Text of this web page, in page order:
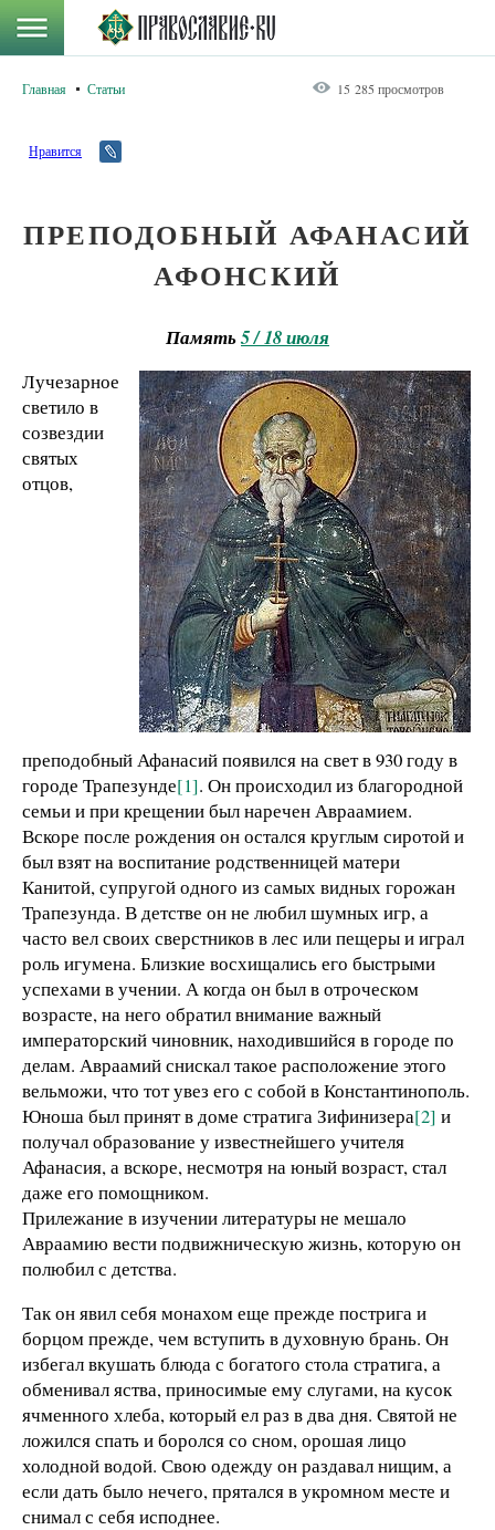
Главная Статьи 15 285 просмотров
Нравится
ПРЕПОДОБНЫЙ АФАНАСИЙ
АФОНСКИЙ
Память5 / 18 июля
Лучезарное
светило в
созвездии
святых
отцов,
преподобный Афанасий появился на свет в 930 году в
городе Трапезунде[1]. Он происходил из благородной
семьи и при крещении был наречен Авраамием.
Вскоре после рождения он остался круглым сиротой и
был взят на воспитание родственницей матери
Канитой, супругой одного из самых видных горожан
Трапезунда. В детстве он не любил шумных игр, а
часто вел своих сверстников в лес или пещеры и играл
роль игумена. Близкие восхищались его быстрыми
успехами в учении. А когда он был в отроческом
возрасте, на него обратил внимание важный
императорский чиновник, находившийся в городе по
делам. Авраамий снискал такое расположение этого
вельможи, что тот увез его с собой в Константинополь.
Юноша был принят в доме стратига Зифинизера[2] и
получал образование у известнейшего учителя
Афанасия, а вскоре, несмотря на юный возраст, стал
даже его помощником.
Прилежание в изучении литературы не мешало
Авраамию вести подвижническую жизнь, которую он
полюбил с детства.
Так он явил себя монахом еще прежде пострига и
борцом прежде, чем вступить в духовную брань. Он
избегал вкушать блюда с богатого стола стратига, а
обменивал яства, приносимые ему слугами, на кусок
ячменного хлеба, который ел раз в два дня. Святой не
ложился спать и боролся со сном, орошая лицо
холодной водой. Свою одежду он раздавал нищим, а
если дать было нечего, прятался в укромном месте и
снимал с себя исподнее.